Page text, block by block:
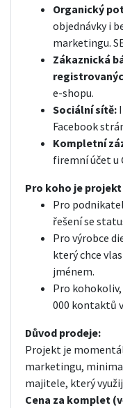
Organický
objednávky i
marketingu.
Zákaznická
e-shopu.
Sociální sítě:
Facebook
Kompletní
firemní účet u
Pro koho je projekt
Pro
řešení se
Pro výrobce
který chce
jménem.
Pro
000 kontaktů
Důvod prodeje:
Projekt je
marketingu,
majitele, který
Cena za komplet